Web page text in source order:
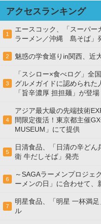
アクセスランキング
1
エースコック、「スーパ
ラーメン／沖縄 島そば」
2 魅惑の学食巡りin関西、近
3
「スシロー×食べログ」全
グルメガイドに認められた
「旨辛濃厚 担担麺」が登場
4
アジア最大級の先端技術
間限定復活！東京都主催
MUSEUM」にて提供
5
日清食品、「日清の辛ど
衛 牛だしそば」発売
6
～SAGAラーメンプロジェ
ーメンの日」に合わせて、
7
明星食品、「明星 一杯満
ル